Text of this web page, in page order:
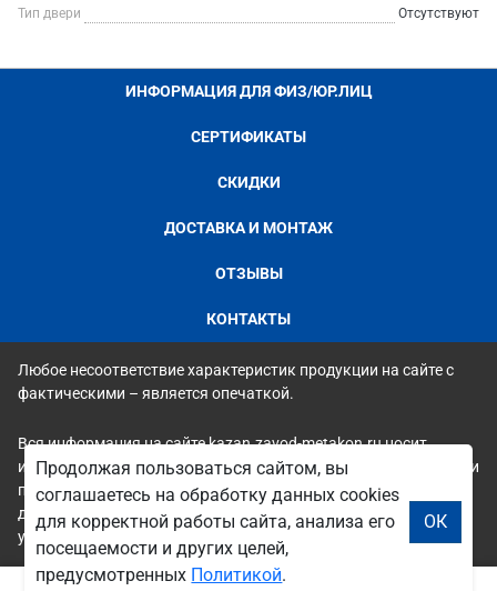
Тип двери
Отсутствуют
ИНФОРМАЦИЯ ДЛЯ ФИЗ/ЮР.ЛИЦ
СЕРТИФИКАТЫ
СКИДКИ
ДОСТАВКА И МОНТАЖ
ОТЗЫВЫ
КОНТАКТЫ
Любое несоответствие характеристик продукции на сайте с
фактическими – является опечаткой.
Вся информация на сайте kazan.zavod-metakon.ru носит
исключительно ознакомительный и справочный характер и ни
при каких условиях не является публичной офертой. Всю
дополнительную информацию можно узнать по телефонам
указанным на сайте.
Продолжая пользоваться сайтом, вы
соглашаетесь на обработку данных cookies
для корректной работы сайта, анализа его
посещаемости и других целей,
предусмотренных Политикой.
ОК